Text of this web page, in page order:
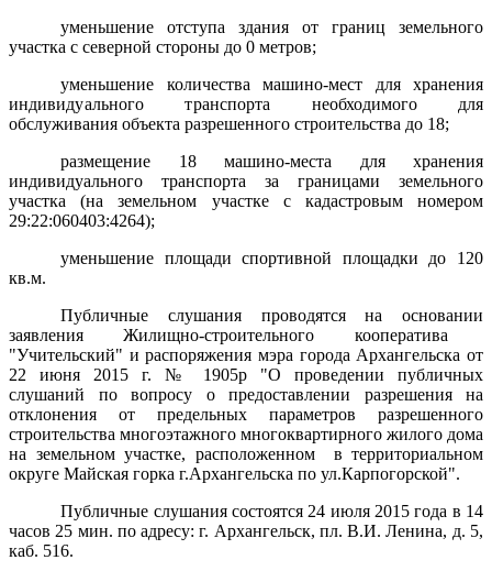
уменьшение отступа здания от границ земельного
участка с северной стороны до 0 метров;
уменьшение количествамашино-мест для хранения
индивидуального транспорта необходимого для
обслуживания объекта разрешенного строительства до 18;
размещение 18 машино-места для хранения
индивидуального транспорта за границами земельного
участка (на земельном участке с кадастровым номером
29:22:060403:4264);
уменьшение площади спортивной площадки до 120
кв.м.
Публичные слушания проводятсяна основании
заявления Жилищно-строительного кооператива
"Учительский" ираспоряжения мэра города Архангельска от
22 июня 2015 г. № 1905р "О проведении публичных
слушаний по вопросу о предоставлении разрешения на
отклонения от предельных параметров разрешенного
строительства многоэтажного многоквартирного жилого дома
на земельном участке, расположенном
в территориальном
округе Майская горка г.Архангельска по ул.Карпогорской".
Публичные слушания состоятся 24 июля2015 года в 14
часов 25 мин. по адресу: г. Архангельск, пл. В.И. Ленина, д. 5,
каб. 516.